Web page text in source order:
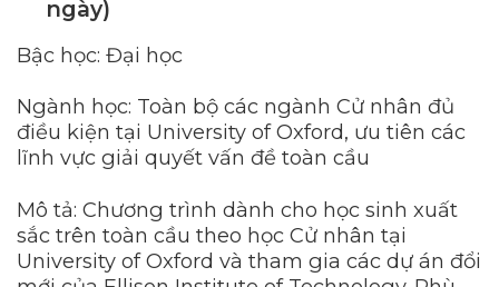
ngày)
Bậc học: Đại học
Ngành học: Toàn bộ các ngành Cử nhân đủ
điều kiện tại University of Oxford, ưu tiên các
lĩnh vực giải quyết vấn đề toàn cầu
Mô tả: Chương trình dành cho học sinh xuất
sắc trên toàn cầu theo học Cử nhân tại
University of Oxford và tham gia các dự án đổi